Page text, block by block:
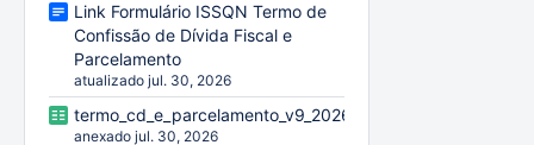
Link Formulário ISSQN Termo de
Confissão de Dívida Fiscal e
Parcelamento
atualizado jul. 30, 2026
termo_cd_e_parcelamento_v9_20260729.xlsx
anexado jul. 30, 2026